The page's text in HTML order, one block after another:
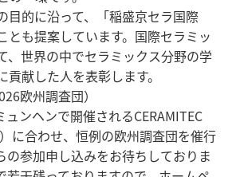
目的に沿って、「稲盛京セラ国際
とも提案しています。国際セラミッ
、世界の中でセラミックス分野の学
献した人を表彰します。
欧州調査団）
ンヘンで開催されるCERAMITEC
に合わせ、恒例の欧州調査団を催行
の参加申し込みをお待ちしておりま